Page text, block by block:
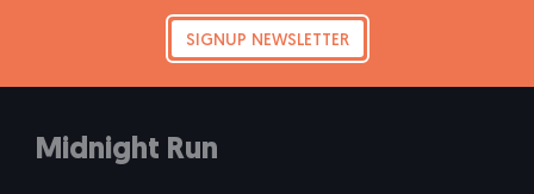
SIGNUP NEWSLETTER
Midnight Run